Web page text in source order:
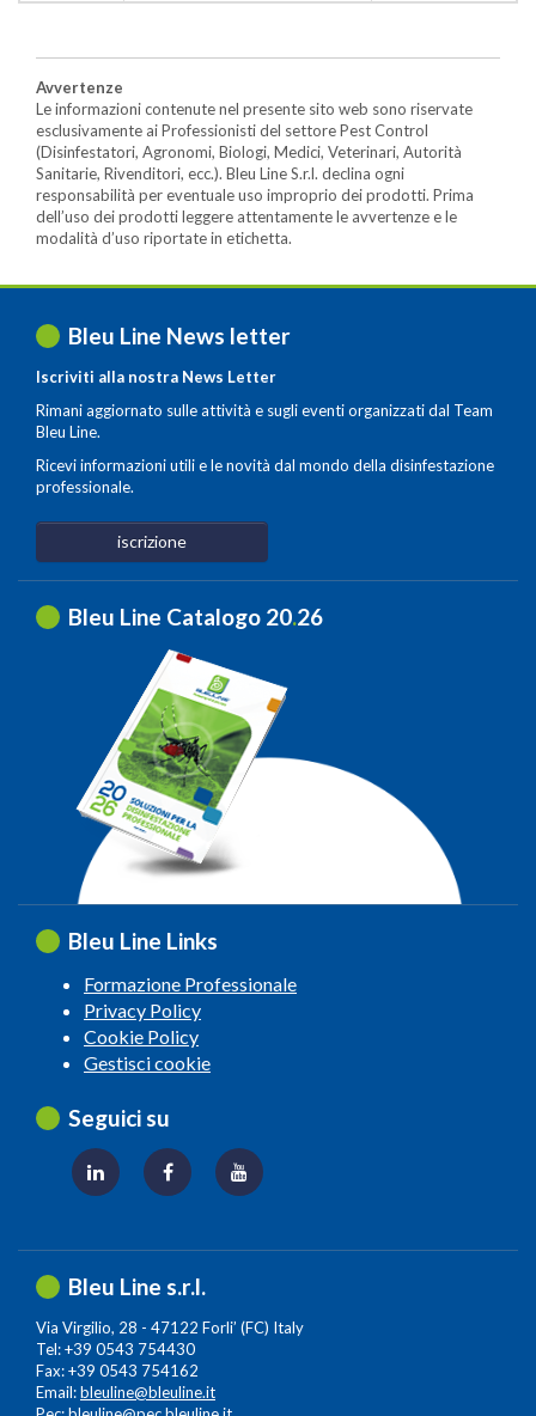
Avvertenze
Le informazioni contenute nel presente sito web sono riservate
esclusivamente ai Professionisti del settore Pest Control
(Disinfestatori, Agronomi, Biologi, Medici, Veterinari, Autorità
Sanitarie, Rivenditori, ecc.). Bleu Line S.r.l. declina ogni
responsabilità per eventuale uso improprio dei prodotti. Prima
dell’uso dei prodotti leggere attentamente le avvertenze e le
modalità d’uso riportate in etichetta.
Bleu Line News letter
Iscriviti alla nostra News Letter
Rimani aggiornato sulle attività e sugli eventi organizzati dal Team
Bleu Line.
Ricevi informazioni utili e le novità dal mondo della disinfestazione
professionale.
iscrizione
Bleu Line Catalogo 20.26
Bleu Line Links
Formazione Professionale
Privacy Policy
Cookie Policy
Gestisci cookie
Seguici su
Bleu Line s.r.l.
Via Virgilio, 28 - 47122 Forli’ (FC) Italy
Tel: +39 0543 754430
Fax: +39 0543 754162
Email:bleuline@bleuline.it